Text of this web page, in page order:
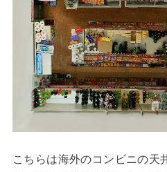
こちらは海外のコンビニの天